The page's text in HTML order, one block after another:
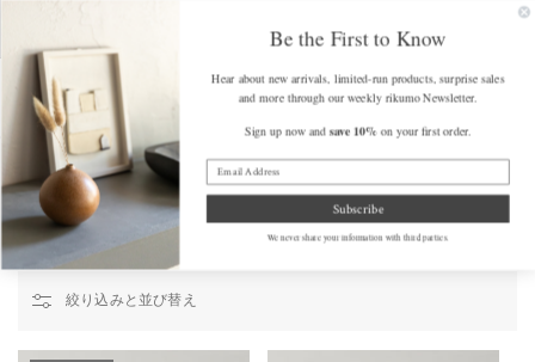
カ
Home/ドリンクウェア
Drinkware
Artisan-made drinkware and glass cups for every occasion.
絞り込みと並び替え
Be the First to Know
Hear about new arrivals, limited-run products, surprise sales
and more through our weekly rikumo Newsletter.
Sign up now and save 10% on your first order.
Subscribe
We never share your information with third parties.